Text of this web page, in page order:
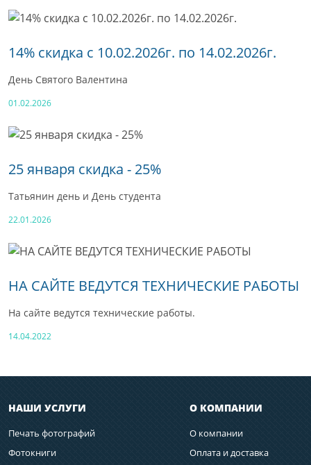
14% скидка с 10.02.2026г. по 14.02.2026г.
День Святого Валентина
01.02.2026
25 января скидка - 25%
Татьянин день и День студента
22.01.2026
НА САЙТЕ ВЕДУТСЯ ТЕХНИЧЕСКИЕ РАБОТЫ
На сайте ведутся технические работы.
14.04.2022
НАШИ УСЛУГИ
Печать фотографий
Фотокниги
О КОМПАНИИ
О компании
Оплата и доставка